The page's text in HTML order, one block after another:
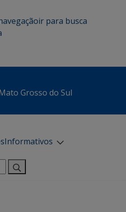
ir para busca
Grosso do Sul
Informativos